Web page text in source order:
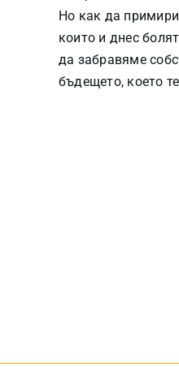
Но как да
които и днес
да забравяме
бъдещето, което